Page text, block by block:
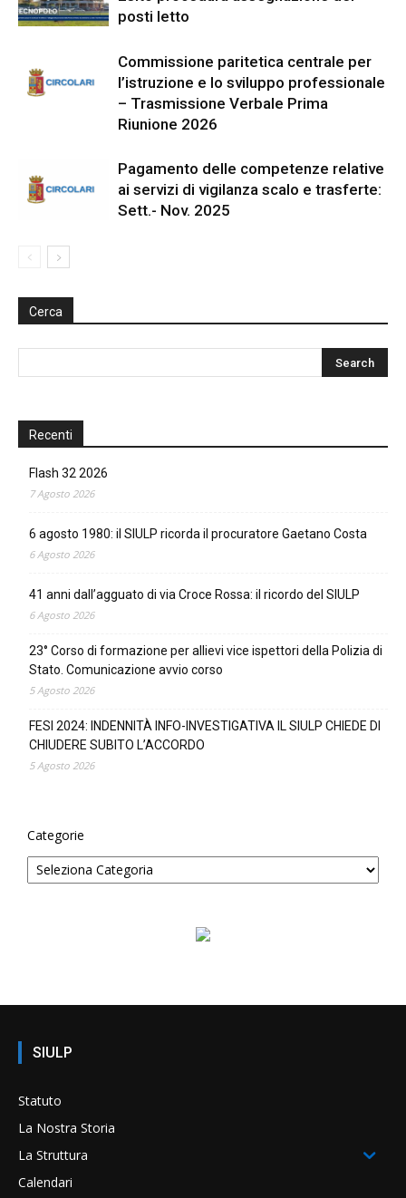
posti letto
Commissione paritetica centrale per
l’istruzione e lo sviluppo professionale
– Trasmissione Verbale Prima
Riunione 2026
Pagamento delle competenze relative
ai servizi di vigilanza scalo e trasferte:
Sett.- Nov. 2025
Cerca
Recenti
Flash 32 2026
7 Agosto 2026
6 agosto 1980: il SIULP ricorda il procuratore Gaetano Costa
6 Agosto 2026
41 anni dall’agguato di via Croce Rossa: il ricordo del SIULP
6 Agosto 2026
23° Corso di formazione per allievi vice ispettori della Polizia di
Stato. Comunicazione avvio corso
5 Agosto 2026
FESI 2024: INDENNITÀ INFO-INVESTIGATIVA IL SIULP CHIEDE DI
CHIUDERE SUBITO L’ACCORDO
5 Agosto 2026
Categorie
SIULP
Statuto
La Nostra Storia
La Struttura
Calendari